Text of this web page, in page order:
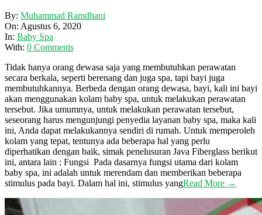
2020-
08-
06
By: Muhammad Ramdhani
On: Agustus 6, 2020
In: Baby Spa
With: 0 Comments
Tidak hanya orang dewasa saja yang membutuhkan perawatan
secara berkala, seperti berenang dan juga spa, tapi bayi juga
membutuhkannya. Berbeda dengan orang dewasa, bayi, kali ini bayi
akan menggunakan kolam baby spa, untuk melakukan perawatan
tersebut. Jika umumnya, untuk melakukan perawatan tersebut,
seseorang harus mengunjungi penyedia layanan baby spa, maka kali
ini, Anda dapat melakukannya sendiri di rumah. Untuk memperoleh
kolam yang tepat, tentunya ada beberapa hal yang perlu
diperhatikan dengan baik, simak penelusuran Java Fiberglass berikut
ini, antara lain : Fungsi Pada dasarnya fungsi utama dari kolam
baby spa, ini adalah untuk merendam dan memberikan beberapa
stimulus pada bayi. Dalam hal ini, stimulus yangRead More →